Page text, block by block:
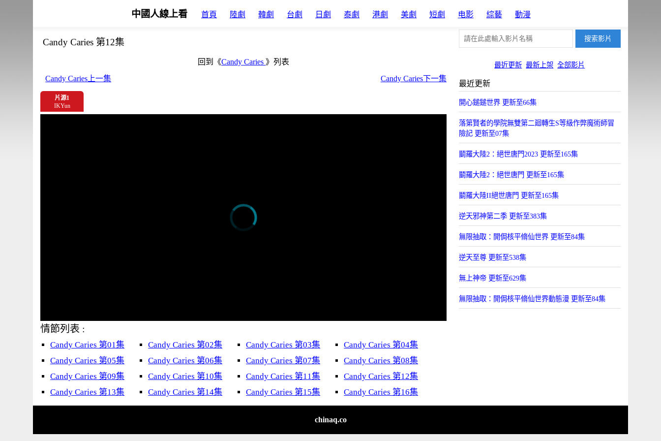
中國人線上看 首頁 陸劇 韓劇 台劇 日劇 泰劇 港劇 美劇 短劇 电影 綜藝 動漫
最近更新 最新上架 全部影片
Candy Caries 第12集
回到《Candy Caries 》列表
Candy Caries上一集
Candy Caries下一集
片源1
IKYun
情節列表 :
Candy Caries 第01集 Candy Caries 第02集 Candy Caries 第03集
Candy Caries 第04集
Candy Caries 第05集
Candy Caries 第06集 Candy Caries 第07集
Candy Caries 第08集
Candy Caries 第09集
Candy Caries 第10集 Candy Caries 第11集
Candy Caries 第12集
Candy Caries 第13集
Candy Caries 第14集 Candy Caries 第15集 Candy Caries 第16集
最近更新
開心鎚鎚世界 更新至66集
落第賢者的學院無雙第二廻轉生S等級作弊魔術師冒
險記 更新至07集
鬭羅大陸2：絕世唐門2023 更新至165集
鬭羅大陸2：絕世唐門 更新至165集
鬭羅大陸II絕世唐門 更新至165集
逆天邪神第二季 更新至383集
無限抽取：開侷核平脩仙世界 更新至84集
逆天至尊 更新至538集
無上神帝 更新至629集
無限抽取：開侷核平脩仙世界動態漫 更新至84集
chinaq.co